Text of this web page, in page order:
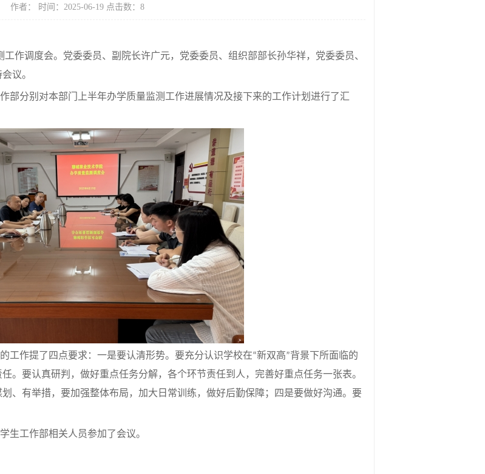
作者： 时间：2025-06-19 点击数： 8
作调度会。党委委员、副院长许广元，党委委员、组织部部长孙华祥，党委委员、
议。
部分别对本部门上半年办学质量监测工作进展情况及接下来的工作计划进行了汇
工作提了四点要求：一是要认清形势。要充分认识学校在“新双高”背景下所面临的
。要认真研判，做好重点任务分解，各个环节责任到人，完善好重点任务一张表。
、有举措，要加强整体布局，加大日常训练，做好后勤保障；四是要做好沟通。要
生工作部相关人员参加了会议。